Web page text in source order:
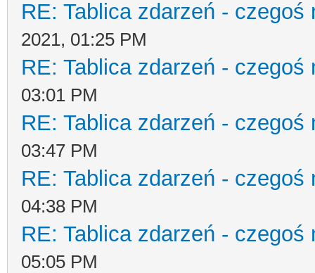
RE: Tablica zdarzeń - czegoś
2021, 01:25 PM
RE: Tablica zdarzeń - czegoś
03:01 PM
RE: Tablica zdarzeń - czegoś
03:47 PM
RE: Tablica zdarzeń - czegoś
04:38 PM
RE: Tablica zdarzeń - czegoś
05:05 PM